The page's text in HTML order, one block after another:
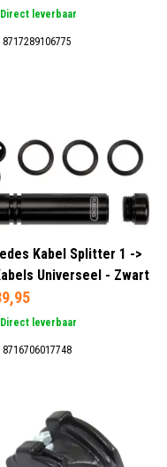
Direct leverbaar
8717289106775
Kabel Splitter 1 ->
Universeel - Zwart
Direct leverbaar
8716706017748